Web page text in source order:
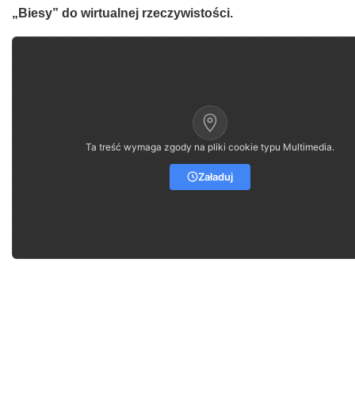
„Biesy” do wirtualnej rzeczywistości.
Ta treść wymaga zgody na pliki cookie typu Multimedia.
Załaduj